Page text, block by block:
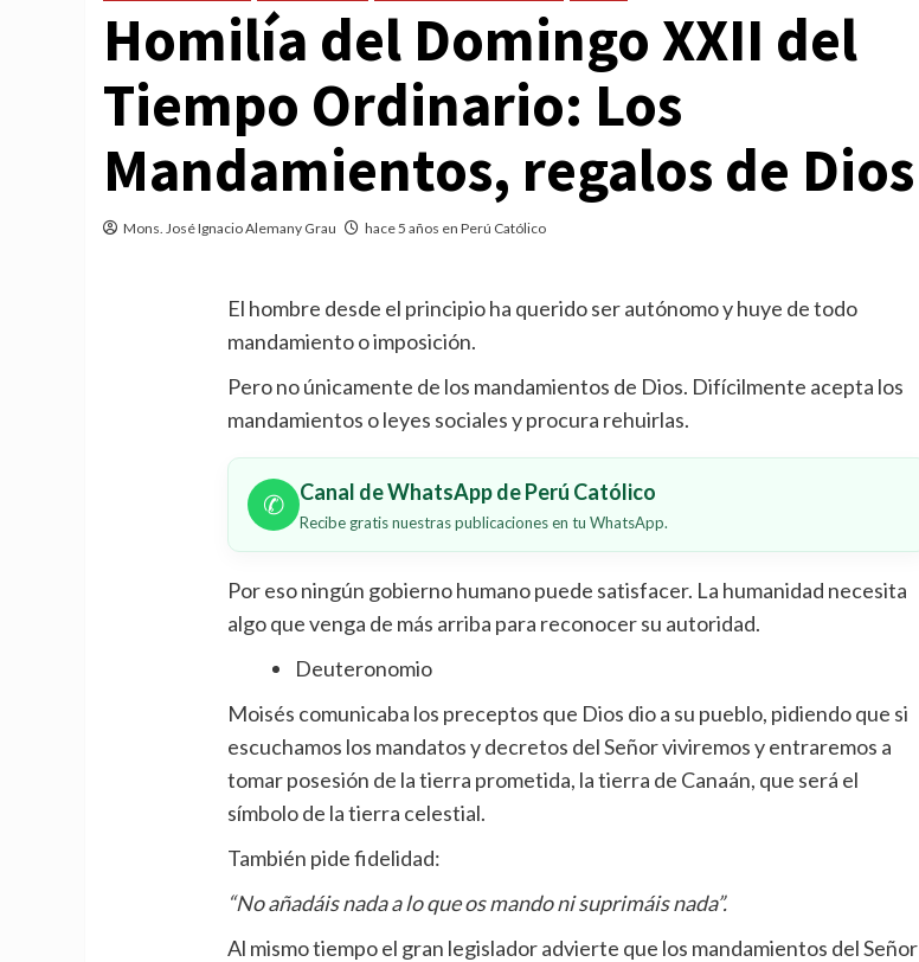
Homilía del Domingo XXII del
Tiempo Ordinario: Los
Mandamientos, regalos de Dios
Mons. José Ignacio Alemany Grau hace 5 años en Perú Católico
El hombre desde el principio ha querido ser autónomo y huye de todo
mandamiento o imposición.
Pero no únicamente de los mandamientos de Dios. Difícilmente acepta los
mandamientos o leyes sociales y procura rehuirlas.
✆ Canal de WhatsApp de Perú Católico
Recibe gratis nuestras publicaciones en tu WhatsApp.
Por eso ningún gobierno humano puede satisfacer. La humanidad necesita
algo que venga de más arriba para reconocer su autoridad.
Deuteronomio
Moisés comunicaba los preceptos que Dios dio a su pueblo, pidiendo que si
escuchamos los mandatos y decretos del Señor viviremos y entraremos a
tomar posesión de la tierra prometida, la tierra de Canaán, que será el
símbolo de la tierra celestial.
También pide fidelidad:
“No añadáis nada a lo que os mando ni suprimáis nada”.
Al mismo tiempo el gran legislador advierte que los mandamientos del Señor